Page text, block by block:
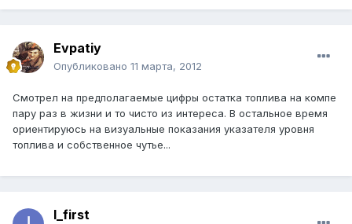
Evpatiy
Опубликовано 11 марта, 2012
Смотрел на предполагаемые цифры остатка топлива на компе
пару раз в жизни и то чисто из интереса. В остальное время
ориентируюсь на визуальные показания указателя уровня
топлива и собственное чутье...
I_first